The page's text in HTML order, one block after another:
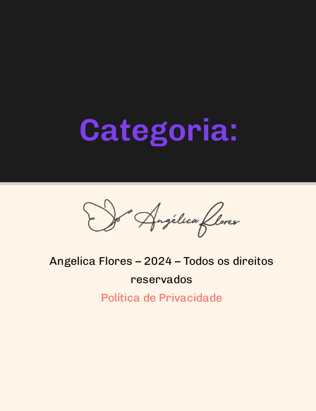
Categoria:
Angelica Flores – 2024 – Todos os direitos
reservados
Política de Privacidade